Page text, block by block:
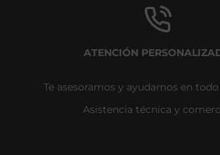
ATENCIÓN
Te asesoramos y ayudamos en
Asistencia técnica y